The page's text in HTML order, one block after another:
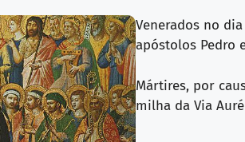
Venerados no
apóstolos Pedro
Mártires, por
milha da Via